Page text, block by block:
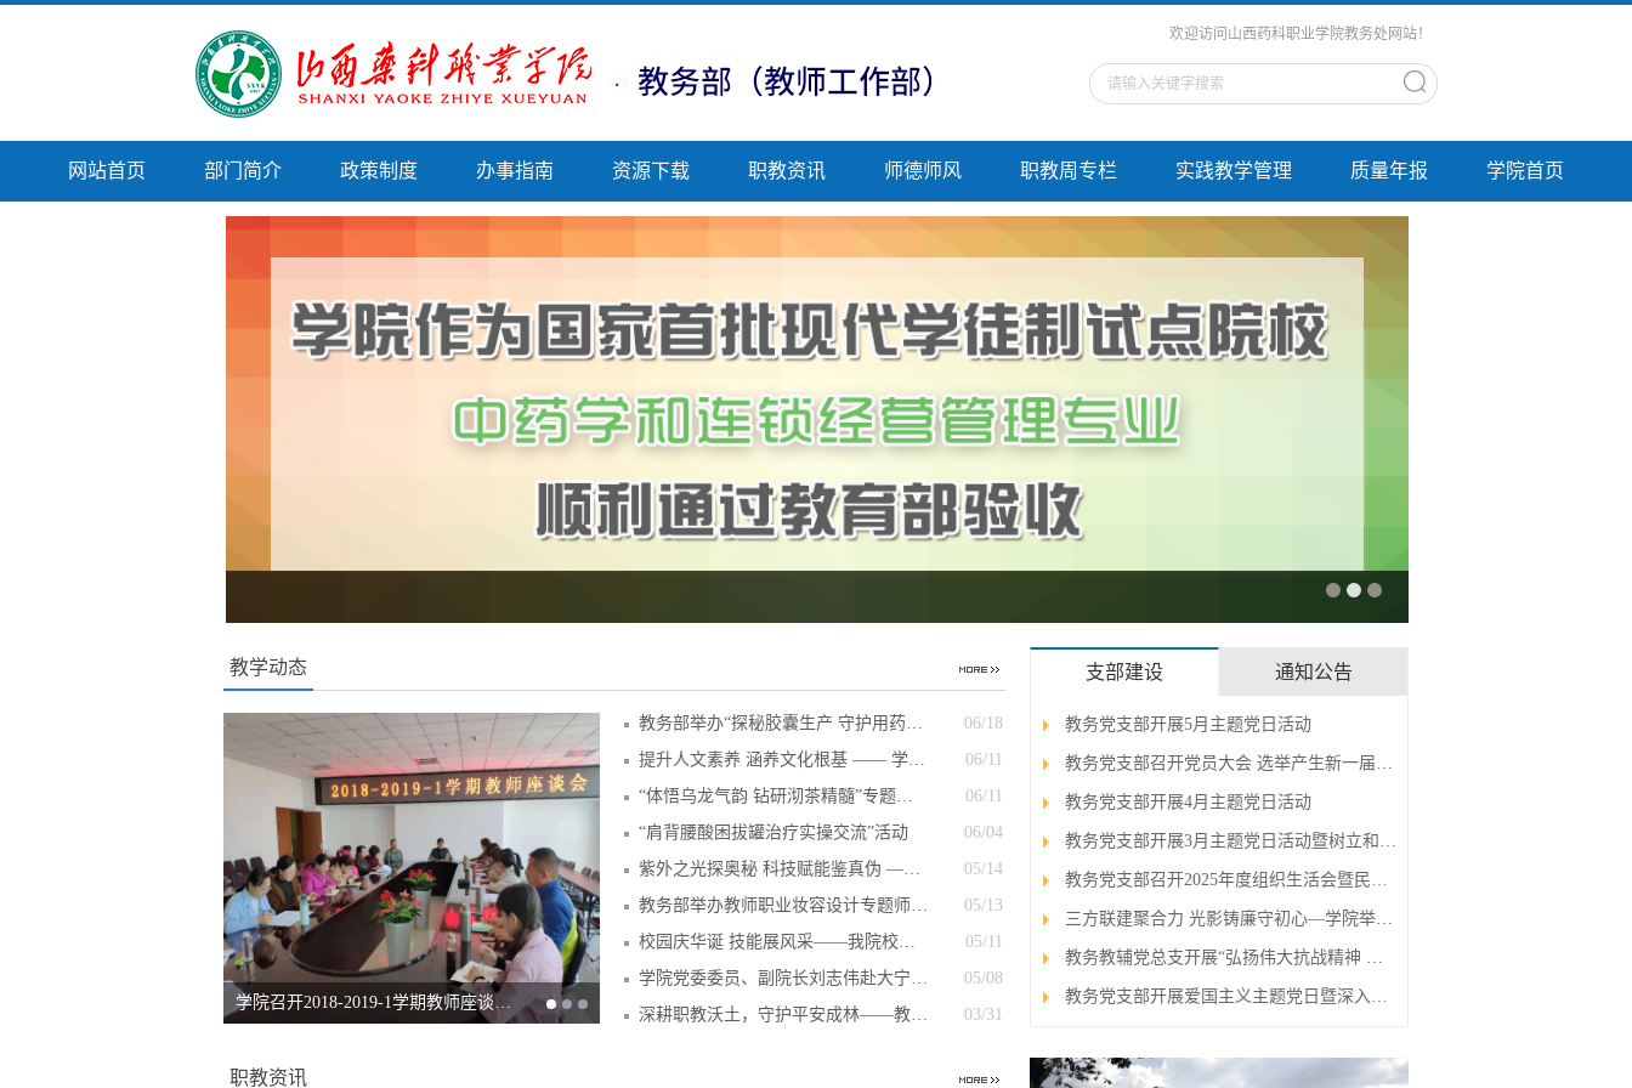
欢迎访问山西药科职业学院教务处网站！
网站首页 部门简介 政策制度 办事指南 资源下载 职教资讯 师德师风 职教周专栏 实践教学管理 质量年报 学院首页
教学动态
学院召开2018-2019-1学期教师座谈…
06/18
教务部举办“探秘胶囊生产 守护用药安…
06/11
提升人文素养 涵养文化根基 —— 学院…
06/11
“体悟乌龙气韵 钻研沏茶精髓”专题讲座
06/04
“肩背腰酸困拔罐治疗实操交流”活动
05/14
紫外之光探奥秘 科技赋能鉴真伪 ——我…
05/13
教务部举办教师职业妆容设计专题师资交…
05/11
校园庆华诞 技能展风采——我院校庆日…
05/08
学院党委委员、副院长刘志伟赴大宁县调研
03/31
深耕职教沃土，守护平安成林——教务部…
支部建设 通知公告
教务党支部开展5月主题党日活动
教务党支部召开党员大会 选举产生新一届…
教务党支部开展4月主题党日活动
教务党支部开展3月主题党日活动暨树立和…
教务党支部召开2025年度组织生活会暨民主…
三方联建聚合力 光影铸廉守初心—学院举…
教务教辅党总支开展“弘扬伟大抗战精神 …
教务党支部开展爱国主义主题党日暨深入贯…
职教资讯